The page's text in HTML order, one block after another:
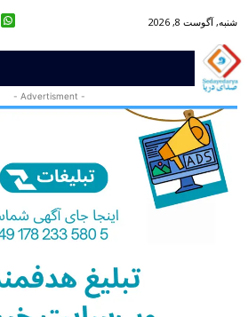
شنبه, آگوست 8, 2026
- Advertisment -